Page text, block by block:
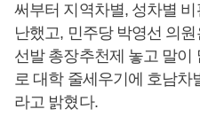
써부터 지역차별, 성차별 비
난했고, 민주당 박영선 의
선발 총장추천제 놓고 말이
로 대학 줄세우기에 호남차
라고 밝혔다.